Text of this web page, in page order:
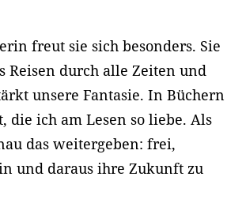
freut sie sich besonders. Sie
Reisen durch alle Zeiten und
unsere Fantasie. In Büchern
die ich am Lesen so liebe. Als
das weitergeben: frei,
und daraus ihre Zukunft zu